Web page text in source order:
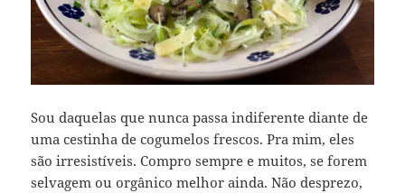
Sou daquelas que nunca passa indiferente diante de
uma cestinha de cogumelos frescos. Pra mim, eles
são irresistíveis. Compro sempre e muitos, se forem
selvagem ou orgânico melhor ainda. Não desprezo,